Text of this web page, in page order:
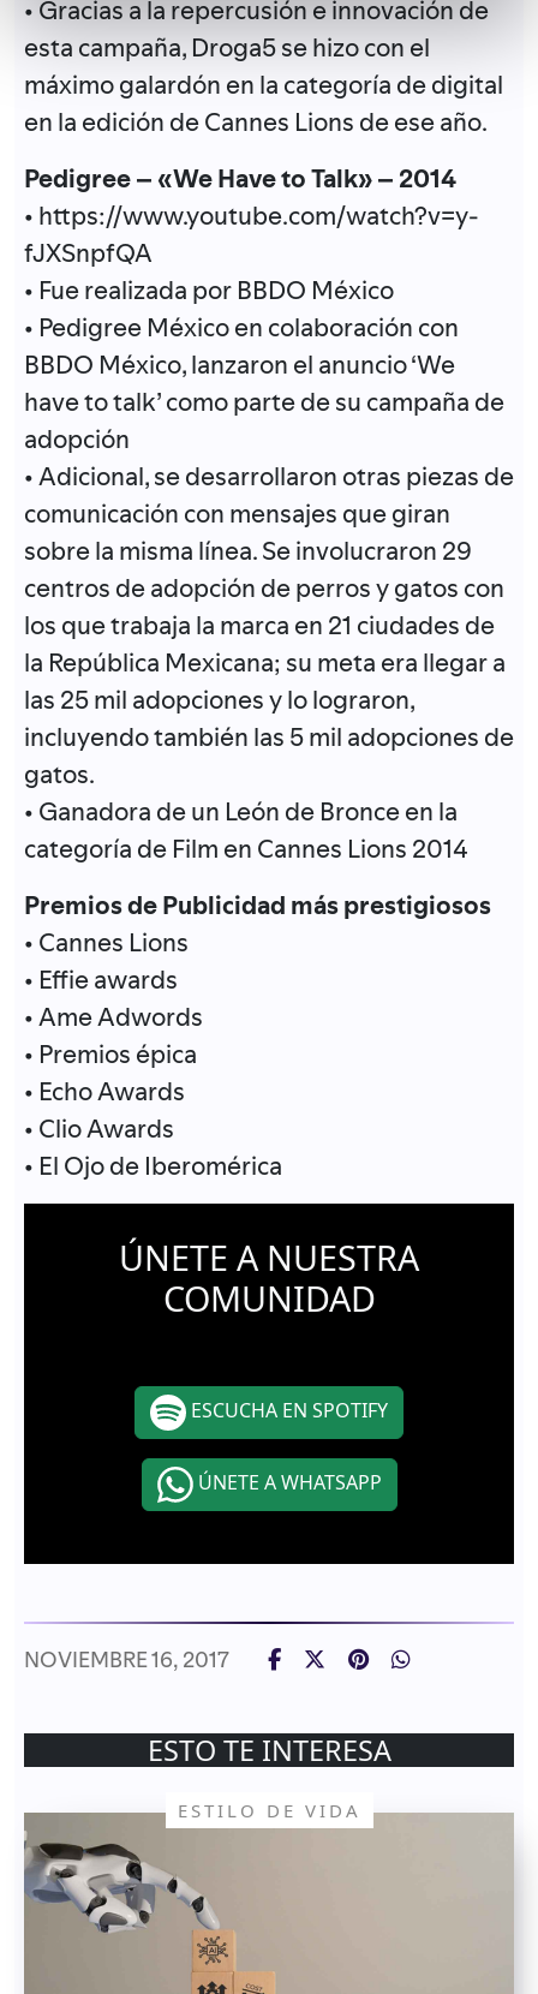
• Gracias a la repercusión e innovación de
esta campaña, Droga5 se hizo con el
máximo galardón en la categoría de digital
en la edición de Cannes Lions de ese año.
Pedigree – «We Have to Talk» – 2014
• https://www.youtube.com/watch?v=y-
fJXSnpfQA
• Fue realizada por BBDO México
• Pedigree México en colaboración con
BBDO México, lanzaron el anuncio ‘We
have to talk’ como parte de su campaña de
adopción
• Adicional, se desarrollaron otras piezas de
comunicación con mensajes que giran
sobre la misma línea. Se involucraron 29
centros de adopción de perros y gatos con
los que trabaja la marca en 21 ciudades de
la República Mexicana; su meta era llegar a
las 25 mil adopciones y lo lograron,
incluyendo también las 5 mil adopciones de
gatos.
• Ganadora de un León de Bronce en la
categoría de Film en Cannes Lions 2014
Premios de Publicidad más prestigiosos
• Cannes Lions
• Effie awards
• Ame Adwords
• Premios épica
• Echo Awards
• Clio Awards
• El Ojo de Iberomérica
ÚNETE A NUESTRA
COMUNIDAD
ESCUCHA EN SPOTIFY
ÚNETE A WHATSAPP
NOVIEMBRE 16, 2017
ESTO TE INTERESA
ESTILO DE VIDA